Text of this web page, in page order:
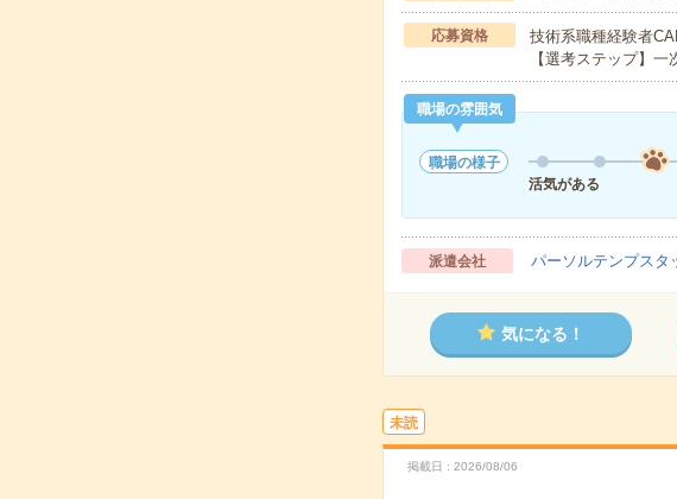
応募資格
技術系職種経験者
【選考ステップ】
職場の雰囲気
職場の様子
活気がある
派遣会社 パーソルテンプス
気になる！
未読
掲載日 2026/08/06